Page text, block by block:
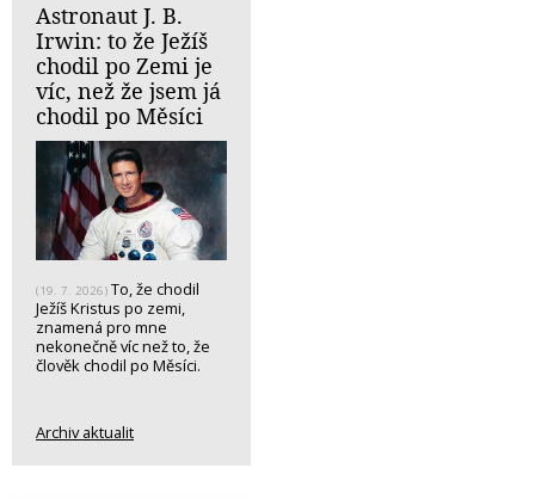
Astronaut J. B.
Irwin: to že Ježíš
chodil po Zemi je
víc, než že jsem já
chodil po Měsíci
(19. 7. 2026) To, že chodil
Ježíš Kristus po zemi,
znamená pro mne
nekonečně víc než to, že
člověk chodil po Měsíci.
Archiv aktualit